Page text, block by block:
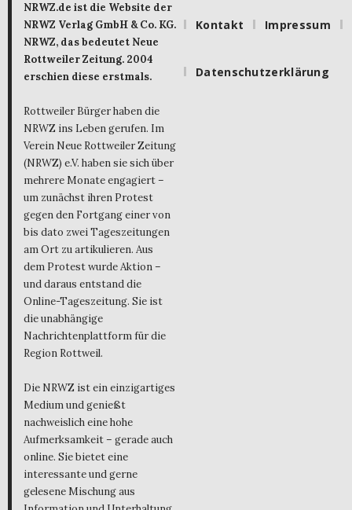
NRWZ.de ist die Website der
NRWZ Verlag GmbH & Co. KG.
NRWZ, das bedeutet Neue
Rottweiler Zeitung. 2004
erschien diese erstmals.
Rottweiler Bürger haben die
NRWZ ins Leben gerufen. Im
Verein Neue Rottweiler Zeitung
(NRWZ) e.V. haben sie sich über
mehrere Monate engagiert –
um zunächst ihren Protest
gegen den Fortgang einer von
bis dato zwei Tageszeitungen
am Ort zu artikulieren. Aus
dem Protest wurde Aktion –
und daraus entstand die
Online-Tageszeitung. Sie ist
die unabhängige
Nachrichtenplattform für die
Region Rottweil.
Die NRWZ ist ein einzigartiges
Medium und genießt
nachweislich eine hohe
Aufmerksamkeit – gerade auch
online. Sie bietet eine
interessante und gerne
gelesene Mischung aus
Kontakt Impressum
Datenschutzerklärung